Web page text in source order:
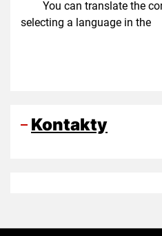
You can translate the
selecting a language in
Kontakty